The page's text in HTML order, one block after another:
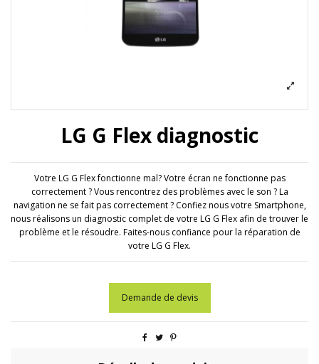
LG G Flex diagnostic
Votre LG G Flex fonctionne mal? Votre écran ne fonctionne pas
correctement ? Vous rencontrez des problèmes avec le son ? La
navigation ne se fait pas correctement ? Confiez nous votre Smartphone,
nous réalisons un diagnostic complet de votre LG G Flex afin de trouver le
problème et le résoudre. Faites-nous confiance pour la réparation de
votre LG G Flex.
Demande de devis